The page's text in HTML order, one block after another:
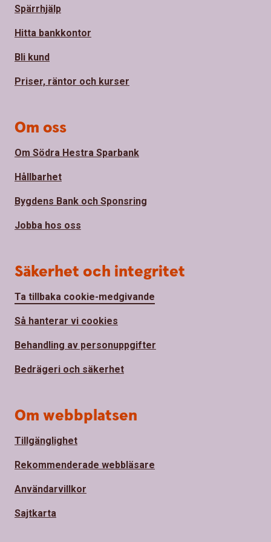
Spärrhjälp
Hitta bankkontor
Bli kund
Priser, räntor och kurser
Om oss
Om Södra Hestra Sparbank
Hållbarhet
Bygdens Bank och Sponsring
Jobba hos oss
Säkerhet och integritet
Ta tillbaka cookie-medgivande
Så hanterar vi cookies
Behandling av personuppgifter
Bedrägeri och säkerhet
Om webbplatsen
Tillgänglighet
Rekommenderade webbläsare
Användarvillkor
Sajtkarta